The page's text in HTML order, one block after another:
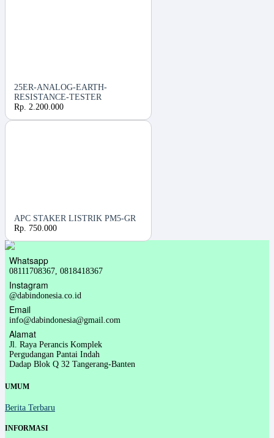
25ER-ANALOG-EARTH-
RESISTANCE-TESTER
Rp. 2.200.000
APC STAKER LISTRIK PM5-GR
Rp. 750.000
Whatsapp
08111708367, 0818418367
Instagram
@dabindonesia.co.id
Email
info@dabindonesia@gmail.com
Alamat
Jl. Raya Perancis Komplek
Pergudangan Pantai Indah
Dadap Blok Q 32 Tangerang-Banten
UMUM
Berita Terbaru
INFORMASI